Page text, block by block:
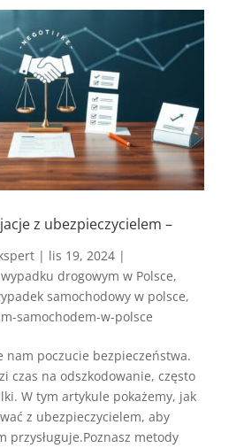
z ubezpieczycielem –
| lis 19, 2024|
drogowym w Polsce,
samochodowy w polsce,
samochodem-w-polsce
nam poczucie bezpieczeństwa.
czas na odszkodowanie, często
W tym artykule pokażemy, jak
z ubezpieczycielem, aby
przysługuje.Poznasz metody